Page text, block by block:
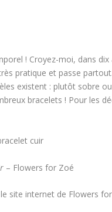
! Croyez-moi, dans
pratique et passe
existent : plutôt sobre
bracelets ! Pour les
– Flowers for Zoé
site internet de Flowers